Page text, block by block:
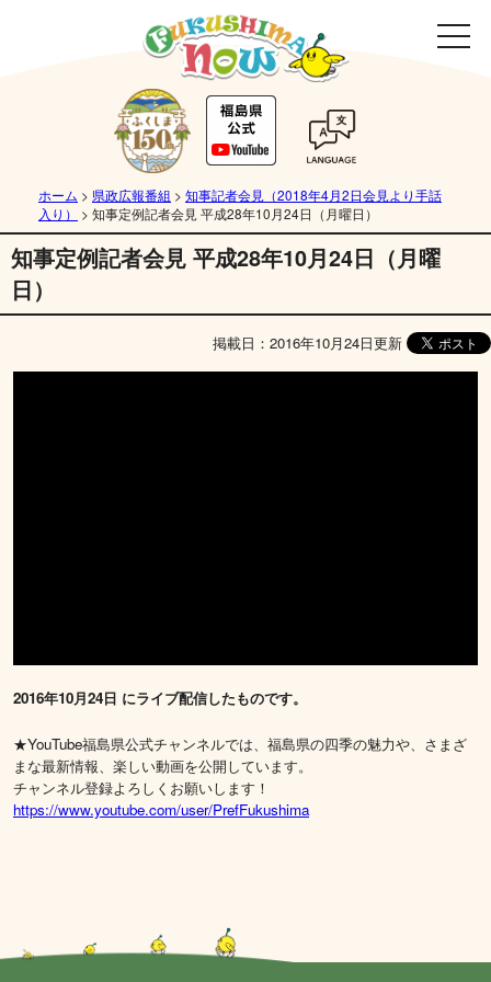
ホーム > 県政広報番組 > 知事記者会見（2018年4月2日会見より手話
入り）
> 知事定例記者会見 平成28年10月24日（月曜日）
知事定例記者会見 平成28年10月24日（月曜
日）
掲載日：2016年10月24日更新
2016年10月24日 にライブ配信したものです。
★YouTube福島県公式チャンネルでは、福島県の四季の魅力や、さまざ
まな最新情報、楽しい動画を公開しています。
チャンネル登録よろしくお願いします！
https://www.youtube.com/user/PrefFukushima